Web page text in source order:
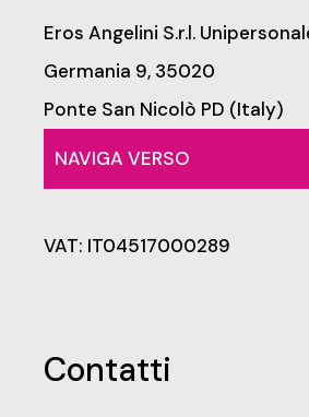
Eros Angelini S.r.l.
Germania 9, 35020
Ponte San Nicolò PD (Italy)
NAVIGA VERSO
VAT: IT04517000289
Contatti